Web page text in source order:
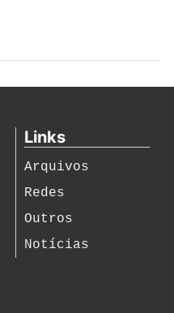
Links
Arquivos
Redes
Outros
Notícias